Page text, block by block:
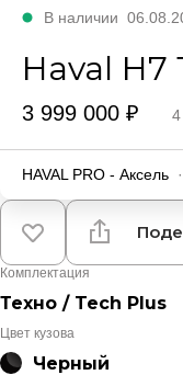
В наличии
Haval H7
3 999 000 ₽
HAVAL PRO - Аксель ·
Комплектация
Техно / Tech Plus
Цвет кузова
Черный